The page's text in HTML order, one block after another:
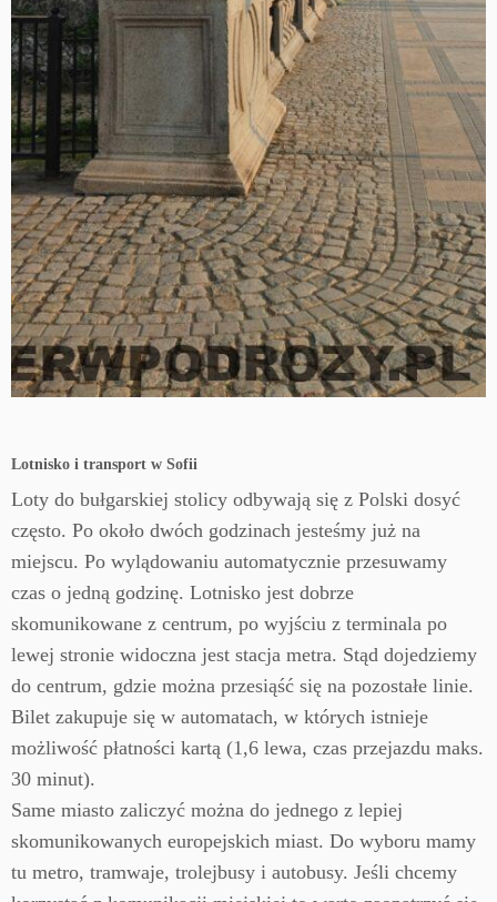
Lotnisko i transport w Sofii
Loty do bułgarskiej stolicy odbywają się z Polski dosyć
często. Po około dwóch godzinach jesteśmy już na
miejscu. Po wylądowaniu automatycznie przesuwamy
czas o jedną godzinę. Lotnisko jest dobrze
skomunikowane z centrum, po wyjściu z terminala po
lewej stronie widoczna jest stacja metra. Stąd dojedziemy
do centrum, gdzie można przesiąść się na pozostałe linie.
Bilet zakupuje się w automatach, w których istnieje
możliwość płatności kartą (1,6 lewa, czas przejazdu maks.
30 minut).
Same miasto zaliczyć można do jednego z lepiej
skomunikowanych europejskich miast. Do wyboru mamy
tu metro, tramwaje, trolejbusy i autobusy. Jeśli chcemy